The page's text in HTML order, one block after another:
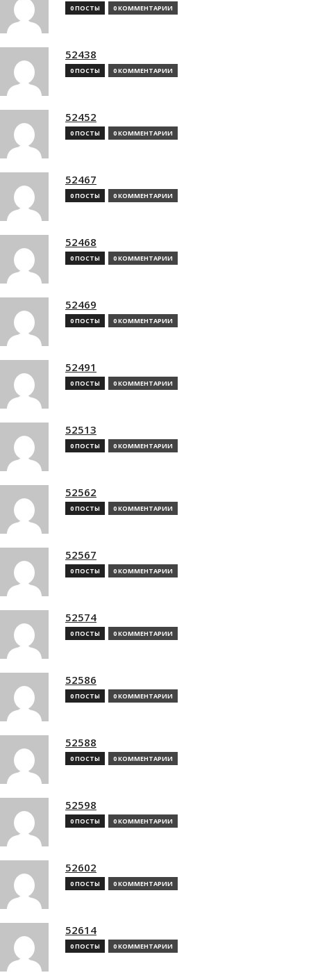
0 ПОСТЫ 0 КОММЕНТАРИИ
52438
0 ПОСТЫ 0 КОММЕНТАРИИ
52452
0 ПОСТЫ 0 КОММЕНТАРИИ
52467
0 ПОСТЫ 0 КОММЕНТАРИИ
52468
0 ПОСТЫ 0 КОММЕНТАРИИ
52469
0 ПОСТЫ 0 КОММЕНТАРИИ
52491
0 ПОСТЫ 0 КОММЕНТАРИИ
52513
0 ПОСТЫ 0 КОММЕНТАРИИ
52562
0 ПОСТЫ 0 КОММЕНТАРИИ
52567
0 ПОСТЫ 0 КОММЕНТАРИИ
52574
0 ПОСТЫ 0 КОММЕНТАРИИ
52586
0 ПОСТЫ 0 КОММЕНТАРИИ
52588
0 ПОСТЫ 0 КОММЕНТАРИИ
52598
0 ПОСТЫ 0 КОММЕНТАРИИ
52602
0 ПОСТЫ 0 КОММЕНТАРИИ
52614
0 ПОСТЫ 0 КОММЕНТАРИИ